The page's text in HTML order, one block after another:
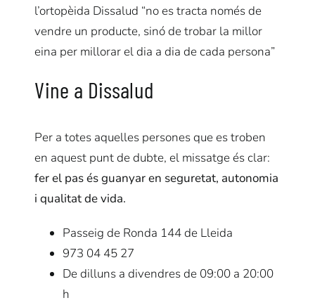
l’ortopèida Dissalud “no es tracta només de
vendre un producte, sinó de trobar la millor
eina per millorar el dia a dia de cada persona”
Vine a Dissalud
Per a totes aquelles persones que es troben
en aquest punt de dubte, el missatge és clar:
fer el pas és guanyar en seguretat, autonomia
i qualitat de vida.
Passeig de Ronda 144 de Lleida
973 04 45 27
De dilluns a divendres de 09:00 a 20:00
h